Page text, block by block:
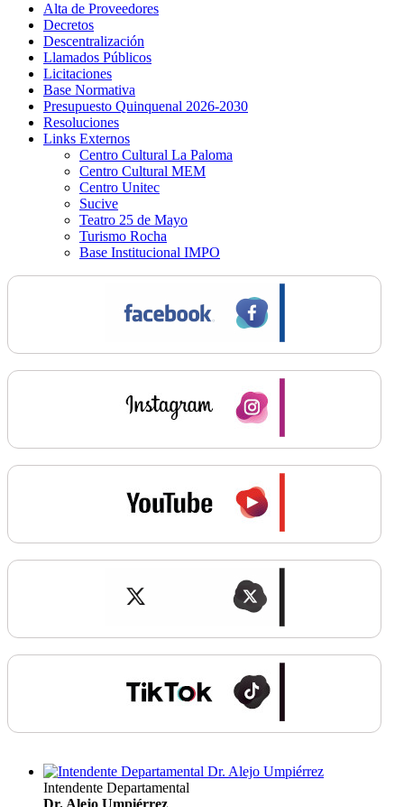
Alta de Proveedores
Decretos
Descentralización
Llamados Públicos
Licitaciones
Base Normativa
Presupuesto Quinquenal 2026-2030
Resoluciones
Links Externos
Centro Cultural La Paloma
Centro Cultural MEM
Centro Unitec
Sucive
Teatro 25 de Mayo
Turismo Rocha
Base Institucional IMPO
Intendente Departamental